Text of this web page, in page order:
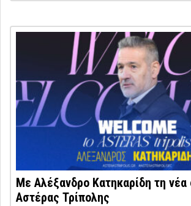
Με Αλέξανδρο Κατηκαρίδη τη νέα
Αστέρας Τρίπολης